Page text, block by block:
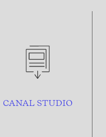
CANAL STUDIO